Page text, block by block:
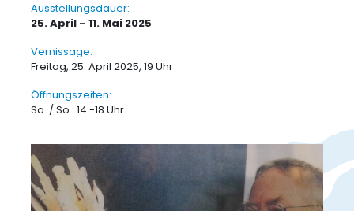
Ausstellungsdauer:
25. April – 11. Mai 2025
Vernissage:
Freitag, 25. April 2025, 19 Uhr
Öffnungszeiten:
Sa. / So.: 14 -18 Uhr